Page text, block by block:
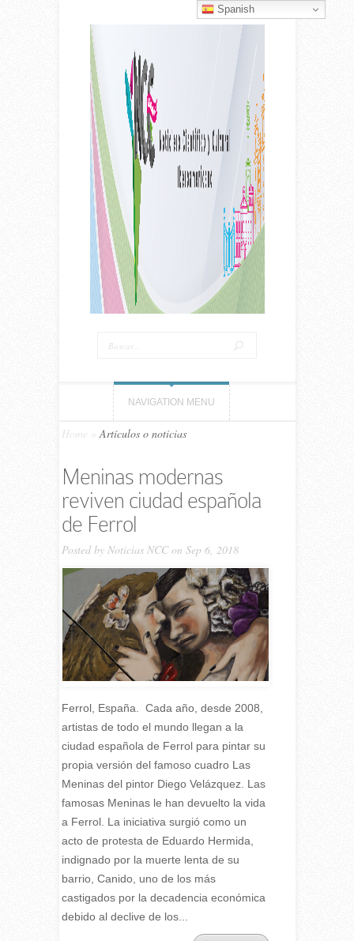
NAVIGATION MENU
Home Artículos o noticias
Meninas modernas
reviven ciudad española
de Ferrol
Posted by Noticias NCCon Sep 6, 2018
Ferrol, España. Cada año, desde 2008,
artistas de todo el mundo llegan a la
ciudad española de Ferrol para pintar su
propia versión del famoso cuadro Las
Meninas del pintor Diego Velázquez. Las
famosas Meninas le han devuelto la vida
a Ferrol. La iniciativa surgió como un
acto de protesta de Eduardo Hermida,
indignado por la muerte lenta de su
barrio, Canido, uno de los más
castigados por la decadencia económica
debido al declive de los...
Spanish